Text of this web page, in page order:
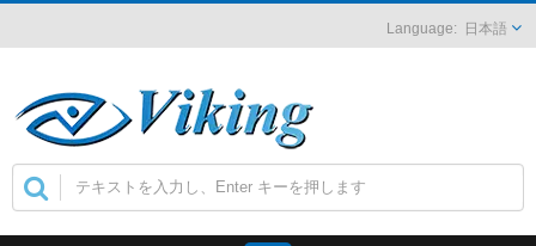
日本語